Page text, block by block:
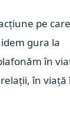
pe
gura la
în
în viață